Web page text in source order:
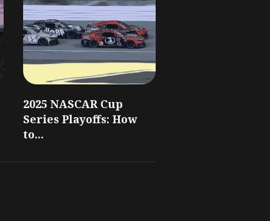
2025 NASCAR Cup
Series Playoffs: How
to...